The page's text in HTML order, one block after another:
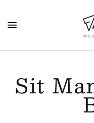
Sit